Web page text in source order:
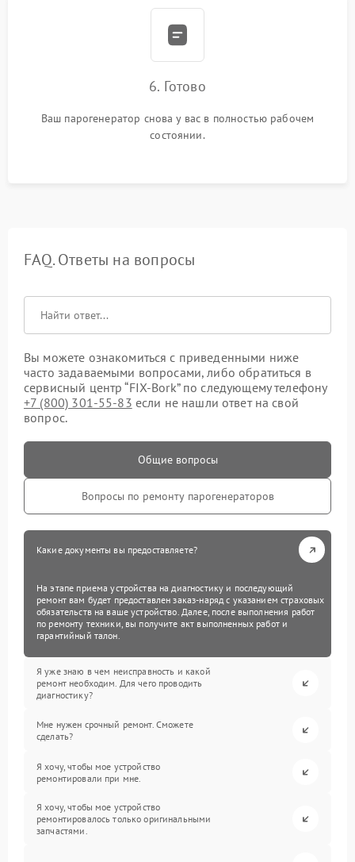
6. Готово
Ваш парогенератор снова у вас в полностью рабочем
состоянии.
FAQ. Ответы на вопросы
Вы можете ознакомиться с приведенными ниже
часто задаваемыми вопросами, либо обратиться в
сервисный центр “FIX-Bork” по следующему телефону
+7 (800) 301-55-83 если не нашли ответ на свой
вопрос.
Общие вопросы
Вопросы по ремонту парогенераторов
Какие документы вы предоставляете?
На этапе приема устройства на диагностику и последующий
ремонт вам будет предоставлен заказ-наряд с указанием страховых
обязательств на ваше устройство. Далее, после выполнения работ
по ремонту техники, вы получите акт выполненных работ и
гарантийный талон.
Я уже знаю в чем неисправность и какой
ремонт необходим. Для чего проводить
диагностику?
Мне нужен срочный ремонт. Сможете
сделать?
Я хочу, чтобы мое устройство
ремонтировали при мне.
Я хочу, чтобы мое устройство
ремонтировалось только оригинальными
запчастями.